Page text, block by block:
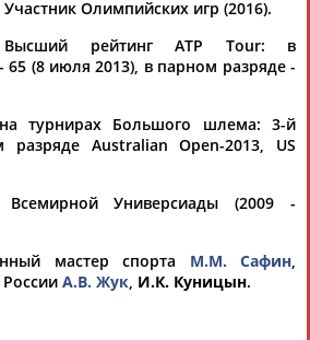
Акжана
АБДИКАРИМОВА
Артур
АБДРАХМАНОВ
Участник Олимпийских игр (2016).
Высший рейтинг ATP Tour: в
(8 июля 2013), в парном разряде -
турнирах Большого шлема: 3-й
Australian Open-2013, US
Всемирной Универсиады (2009 -
мастер спорта М.М. Сафин,
А.В. Жук, И.К. Куницын.